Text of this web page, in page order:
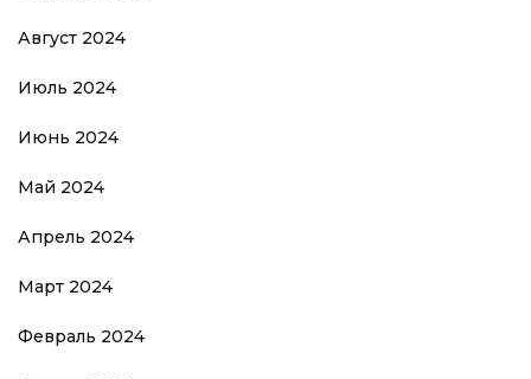
Август 2024
Июль 2024
Июнь 2024
Май 2024
Апрель 2024
Март 2024
Февраль 2024